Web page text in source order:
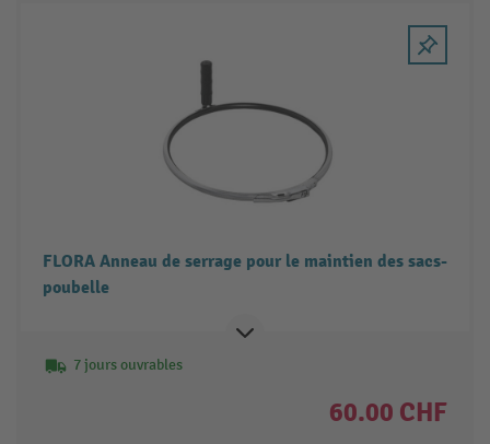
FLORA Anneau de serrage pour le maintien des sacs-
poubelle
7 jours ouvrables
60.00 CHF